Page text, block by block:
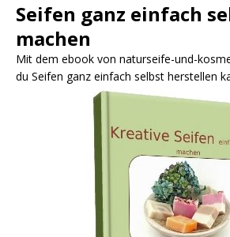
Seifen ganz einfach
machen
Mit dem ebook von naturseife-und-
du Seifen ganz einfach selbst herstellen